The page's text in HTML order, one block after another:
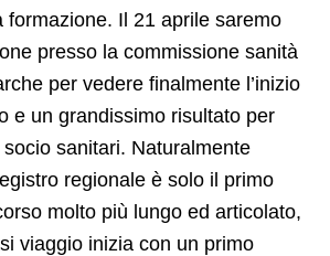
formazione. Il 21 aprile saremo
presso la commissione sanità
per vedere finalmente l’inizio
e un grandissimo risultato per
sanitari. Naturalmente
regionale è solo il primo
molto più lungo ed articolato,
viaggio inizia con un primo